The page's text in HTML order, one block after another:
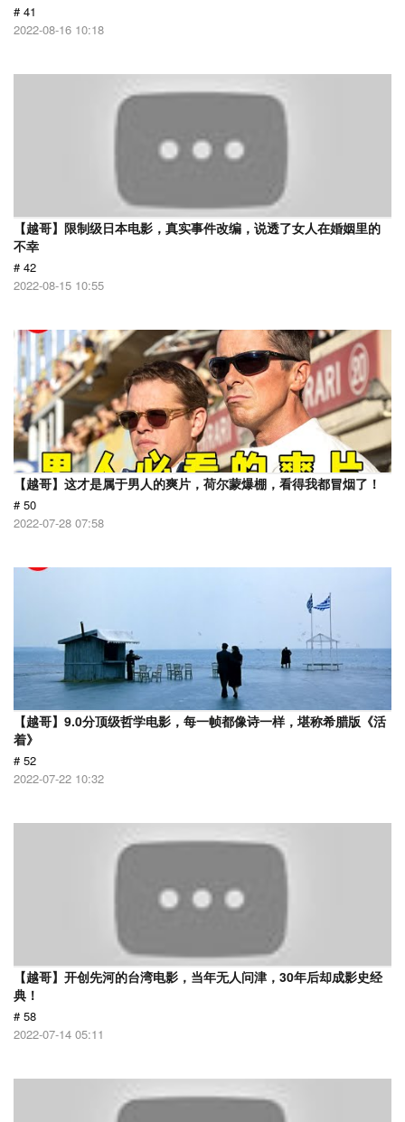
# 41
2022-08-16 10:18
【越哥】限制级日本电影，真实事件改编，说透了女人在婚姻里的
不幸
# 42
2022-08-15 10:55
【越哥】这才是属于男人的爽片，荷尔蒙爆棚，看得我都冒烟了！
# 50
2022-07-28 07:58
【越哥】9.0分顶级哲学电影，每一帧都像诗一样，堪称希腊版《活
着》
# 52
2022-07-22 10:32
【越哥】开创先河的台湾电影，当年无人问津，30年后却成影史经
典！
# 58
2022-07-14 05:11